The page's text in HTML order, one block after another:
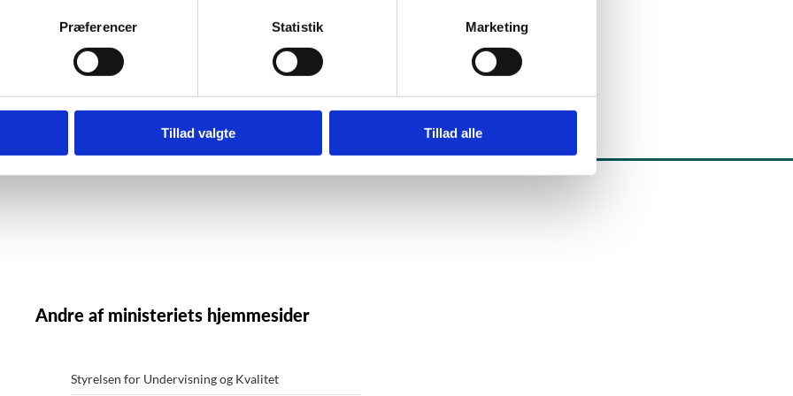
Præferencer Statistik Marketing
Tillad valgte Tillad alle
Andre af ministeriets hjemmesider
Styrelsen for Undervisning og Kvalitet